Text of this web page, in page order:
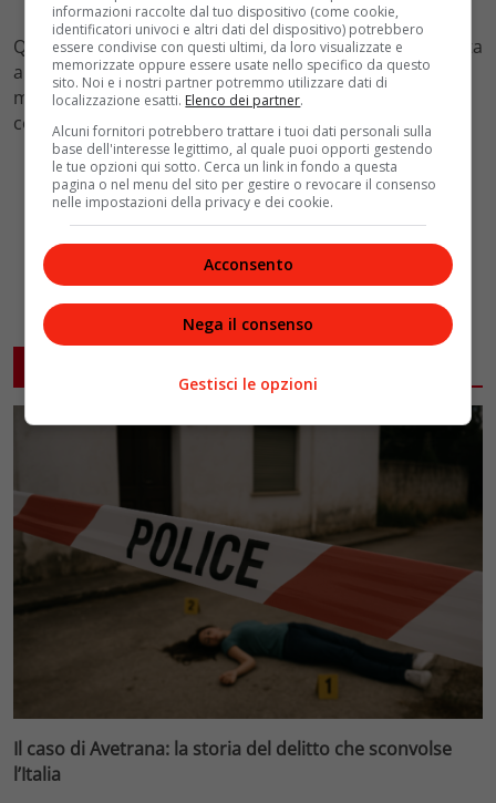
Questa nuova attenzione all’educazione linguistica unita
alla matematica potrebbe rappresentare la chiave per
migliorare i risultati e aiutare più studenti a superare
con successo anche i test più impegnativi.
Il caso di Avetrana: la storia del delitto che sconvolse
l’Italia
informazioni raccolte dal tuo dispositivo (come cookie,
identificatori univoci e altri dati del dispositivo) potrebbero
essere condivise con questi ultimi, da loro visualizzate e
memorizzate oppure essere usate nello specifico da questo
sito. Noi e i nostri partner potremmo utilizzare dati di
localizzazione esatti. Elenco dei partner.
Alcuni fornitori potrebbero trattare i tuoi dati personali sulla
base dell'interesse legittimo, al quale puoi opporti gestendo
le tue opzioni qui sotto. Cerca un link in fondo a questa
pagina o nel menu del sito per gestire o revocare il consenso
nelle impostazioni della privacy e dei cookie.
Acconsento
Nega il consenso
Gestisci le opzioni